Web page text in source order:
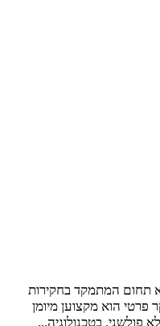
תחום המתמקד בחקירות
פרטי הוא מקצוען מיומן
פולשני. בטכנולוגיה...